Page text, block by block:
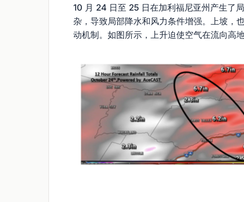
10 月 24 日至 25 日在加利福尼亚州产生了
杂，导致局部降水和风力条件增强。上坡，
动机制。如图所示，上升迫使空气在流向高